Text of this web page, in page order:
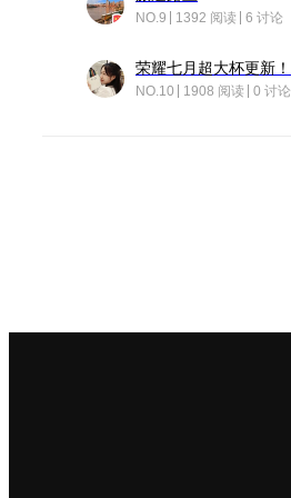
NO.9 1392 阅读 6 讨论
NO.10 1908 阅读 0 讨论